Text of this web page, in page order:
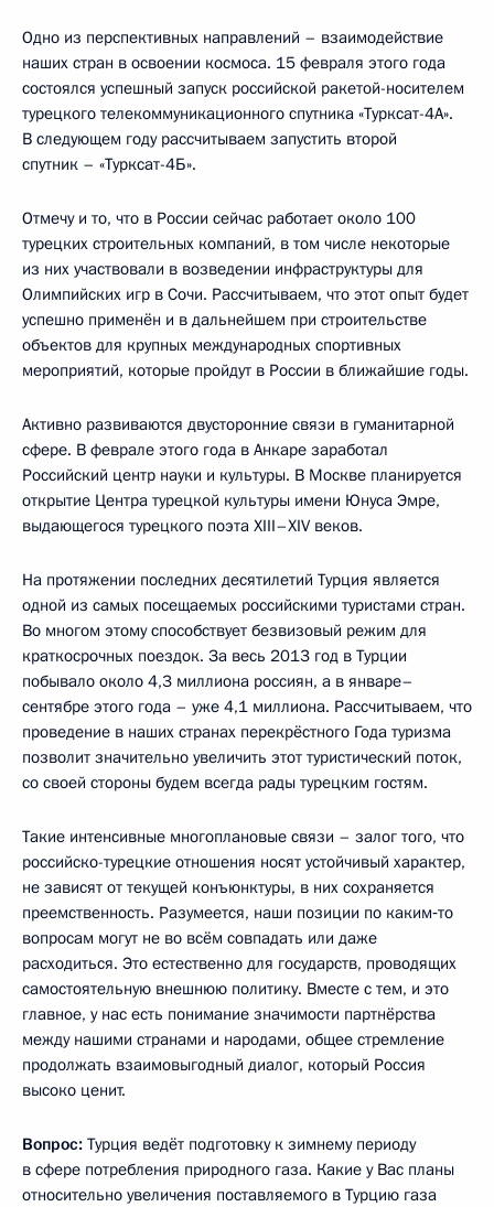
Одно из перспективных направлений – взаимодействие
наших стран в освоении космоса. 15 февраля этого года
состоялся успешный запуск российской ракетой-носителем
турецкого телекоммуникационного спутника «Турксат-4А».
В следующем году рассчитываем запустить второй
спутник – «Турксат-4Б».
Отмечу и то, что в России сейчас работает около 100
турецких строительных компаний, в том числе некоторые
из них участвовали в возведении инфраструктуры для
Олимпийских игр в Сочи. Рассчитываем, что этот опыт будет
успешно применён и в дальнейшем при строительстве
объектов для крупных международных спортивных
мероприятий, которые пройдут в России в ближайшие годы.
Активно развиваются двусторонние связи в гуманитарной
сфере. В феврале этого года в Анкаре заработал
Российский центр науки и культуры. В Москве планируется
открытие Центра турецкой культуры имени Юнуса Эмре,
выдающегося турецкого поэта XIII–XIV веков.
На протяжении последних десятилетий Турция является
одной из самых посещаемых российскими туристами стран.
Во многом этому способствует безвизовый режим для
краткосрочных поездок. За весь 2013 год в Турции
побывало около 4,3 миллиона россиян, а в январе–
сентябре этого года – уже 4,1 миллиона. Рассчитываем, что
проведение в наших странах перекрёстного Года туризма
позволит значительно увеличить этот туристический поток,
со своей стороны будем всегда рады турецким гостям.
Такие интенсивные многоплановые связи – залог того, что
российско-турецкие отношения носят устойчивый характер,
не зависят от текущей конъюнктуры, в них сохраняется
преемственность. Разумеется, наши позиции по каким‑то
вопросам могут не во всём совпадать или даже
расходиться. Это естественно для государств, проводящих
самостоятельную внешнюю политику. Вместе с тем, и это
главное, у нас есть понимание значимости партнёрства
между нашими странами и народами, общее стремление
продолжать взаимовыгодный диалог, который Россия
высоко ценит.
Вопрос: Турция ведёт подготовку к зимнему периоду
в сфере потребления природного газа. Какие у Вас планы
относительно увеличения поставляемого в Турцию газа